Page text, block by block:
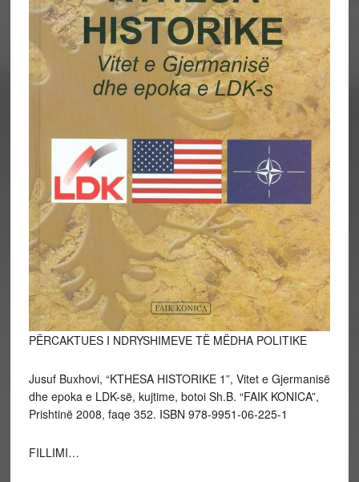
PËRCAKTUES I NDRYSHIMEVE TË MËDHA POLITIKE
Jusuf Buxhovi, “KTHESA HISTORIKE 1”, Vitet e Gjermanisë
dhe epoka e LDK-së, kujtime, botoi Sh.B. “FAIK KONICA”,
Prishtinë 2008, faqe 352. ISBN 978-9951-06-225-1
FILLIMI…